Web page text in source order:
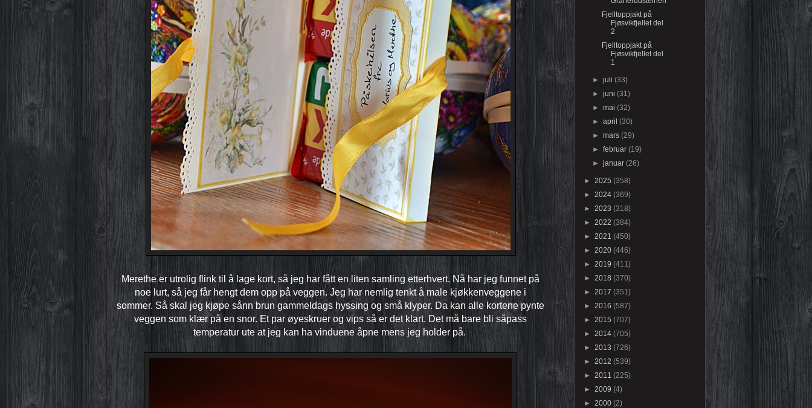
Merethe er utrolig flink til å lage kort, så jeg har fått en liten samling etterhvert. Nå har jeg funnet på
noe lurt, så jeg får hengt dem opp på veggen. Jeg har nemlig tenkt å male kjøkkenveggene i
sommer. Så skal jeg kjøpe sånn brun gammeldags hyssing og små klyper. Da kan alle kortene pynte
veggen som klær på en snor. Et par øyeskruer og vips så er det klart. Det må bare bli såpass
temperatur ute at jeg kan ha vinduene åpne mens jeg holder på.
Fjelltoppjakt på
Fjøsvikfjellet del
2
Fjelltoppjakt på
Fjøsvikfjellet del
1
►juli(33)
►juni(31)
►mai(32)
►april(30)
►mars(29)
►februar(19)
►januar(26)
► 2025 (358)
► 2024 (369)
► 2023 (318)
► 2022 (384)
► 2021 (450)
► 2020 (446)
► 2019 (411)
► 2018 (370)
► 2017 (351)
► 2016 (587)
► 2015 (707)
► 2014 (705)
► 2013 (726)
► 2012 (539)
► 2011 (225)
► 2009 (4)
► 2000 (2)